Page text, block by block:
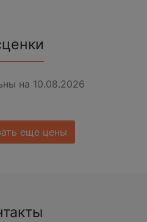
на 10.08.2026
еще цены